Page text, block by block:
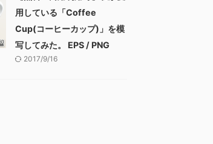
用している「Coffee
Cup(コーヒーカップ)」を模
写してみた。 EPS / PNG
2017/9/16